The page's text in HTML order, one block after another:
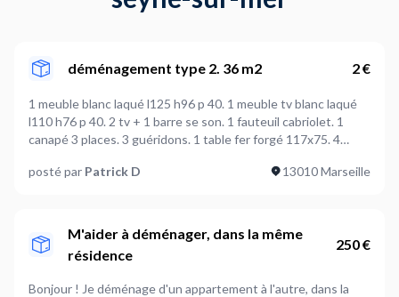
déménagement type 2. 36 m2 2 €
1 meuble blanc laqué l125 h96 p 40. 1 meuble tv blanc laqué
l110 h76 p 40. 2 tv + 1 barre se son. 1 fauteuil cabriolet. 1
canapé 3 places. 3 guéridons. 1 table fer forgé 117x75. 4
congélateur. vaisselle diverses. 1 sommier + matelas en 140. 1
porte manteaux métal noir 1 corbeille linge. 2 abats jour.
Divers environ 10 cartons.
posté par Patrick D 13010 Marseille
M'aider à déménager, dans la même
résidence
250 €
Bonjour ! Je déménage d'un appartement à l'autre, dans la